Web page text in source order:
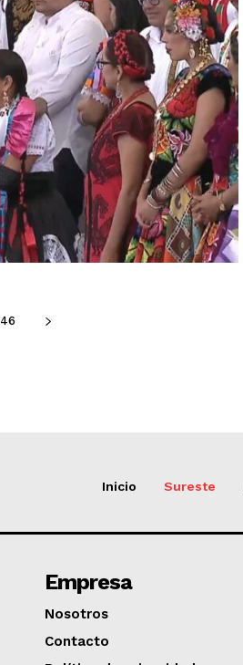
46
Inicio Sureste
Empresa
Nosotros
Contacto